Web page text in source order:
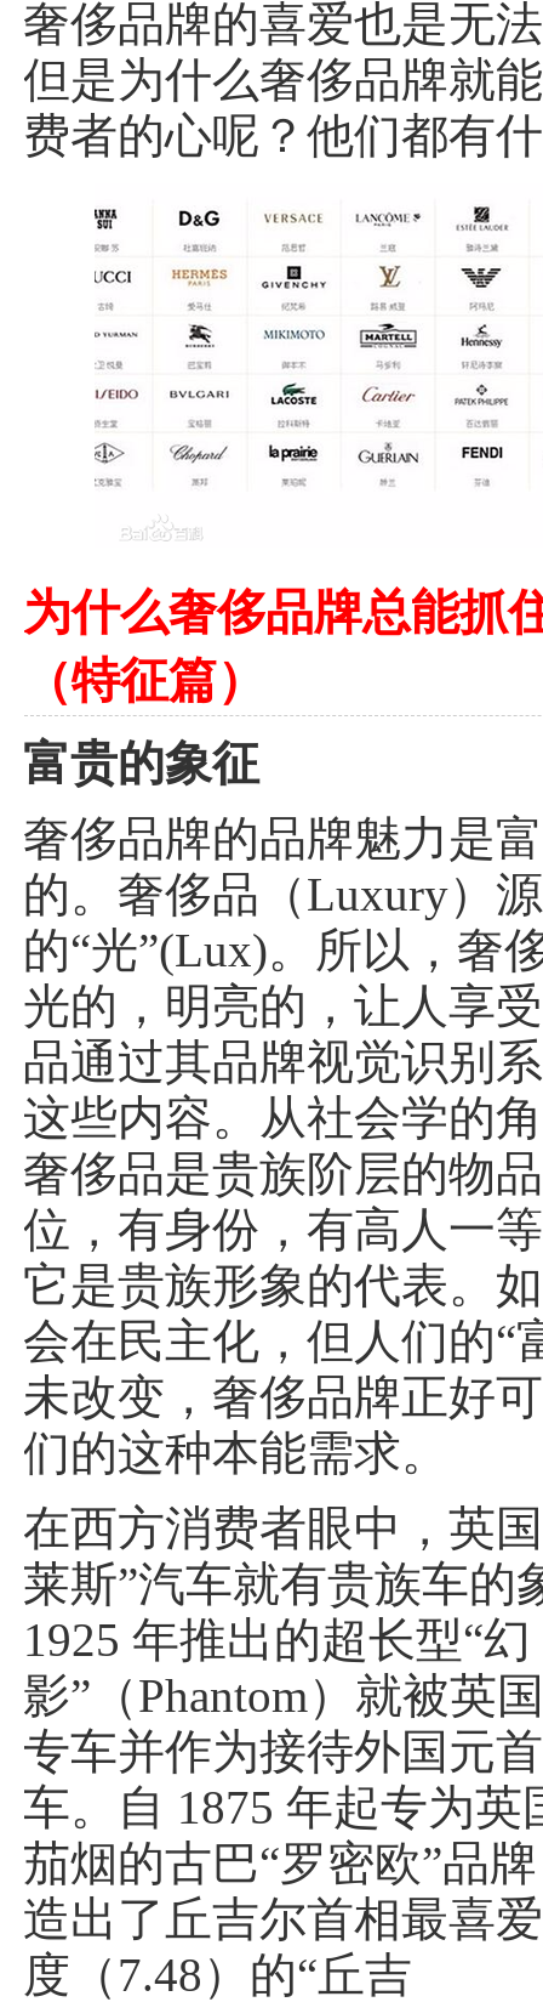
奢侈品牌的喜爱也是无
但是为什么奢侈品牌就
费者的心呢？他们都有
为什么奢侈品牌总能抓
（特征篇）
富贵的象征
奢侈品牌的品牌魅力是
的。奢侈品（Luxury）
的“光”(Lux)。所以，奢
光的，明亮的，让人享
品通过其品牌视觉识别
这些内容。从社会学的
奢侈品是贵族阶层的物
位，有身份，有高人一
它是贵族形象的代表。
会在民主化，但人们的“
未改变，奢侈品牌正好
们的这种本能需求。
在西方消费者眼中，英
莱斯”汽车就有贵族车的
1925 年推出的超长型“幻
影”（Phantom）就被英
专车并作为接待外国元
车。自 1875 年起专为英
茄烟的古巴“罗密欧”品
造出了丘吉尔首相最喜
度（7.48）的“丘吉